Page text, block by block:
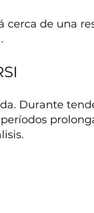
cerca de una
Durante